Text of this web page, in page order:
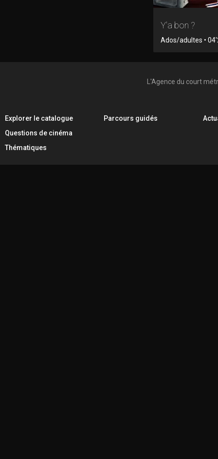
Y'a bon ?
Ados/adultes •
L'Agence du court
Explorer le catalogue
Questions de cinéma
Thématiques
Parcours guidés